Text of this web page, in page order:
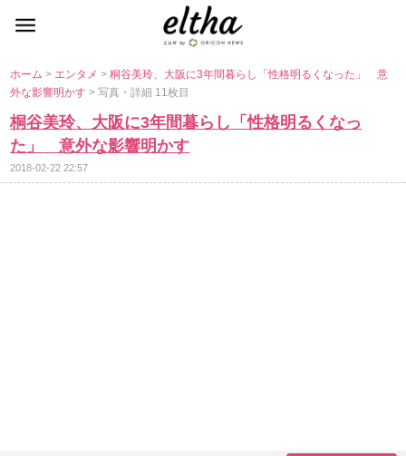
ホーム> エンタメ>桐谷美玲、大阪に3年間暮らし「性格明るくなった」 意
外な影響明かす> 写真・詳細 11枚目
桐谷美玲、大阪に3年間暮らし「性格明るくなっ
た」 意外な影響明かす
2018-02-22 22:57